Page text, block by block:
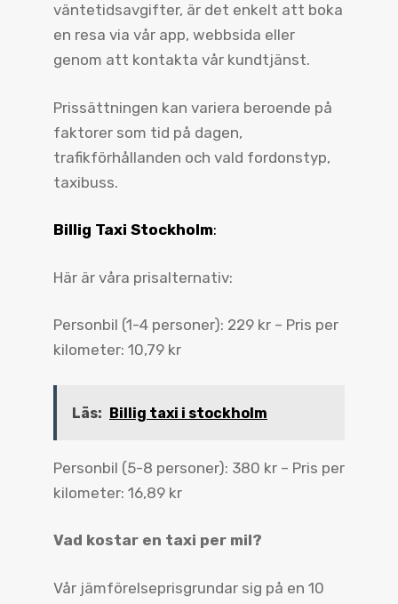
väntetidsavgifter, är det enkelt att boka
en resa via vår app, webbsida eller
genom att kontakta vår kundtjänst.
Prissättningen kan variera beroende på
faktorer som tid på dagen,
trafikförhållanden och vald fordonstyp,
taxibuss.
Billig Taxi Stockholm:
Här är våra prisalternativ:
Personbil (1-4 personer): 229 kr – Pris per
kilometer: 10,79 kr
Läs: Billig taxi i stockholm
Personbil (5-8 personer): 380 kr – Pris per
kilometer: 16,89 kr
Vad kostar en taxi per mil?
Vår jämförelseprisgrundar sig på en 10